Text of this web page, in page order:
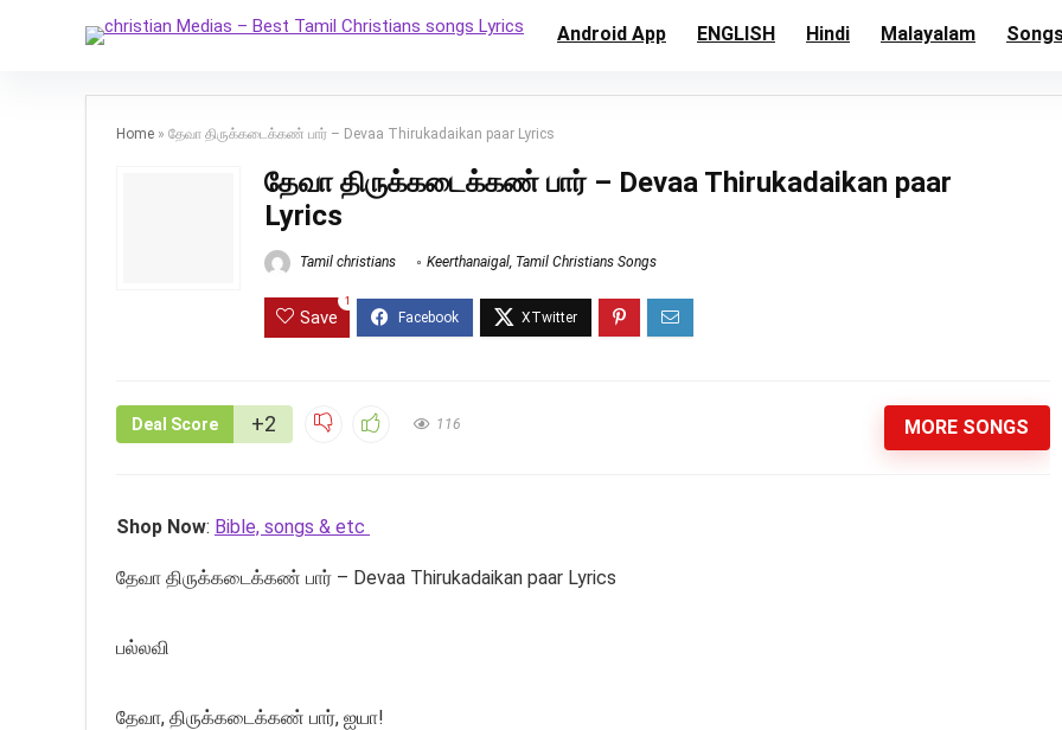
Android App ENGLISH Hindi Malayalam
Home » தேவா திருக்கடைக்கண் பார் – Devaa Thirukadaikan paar Lyrics
தேவா திருக்கடைக்கண் பார் – Devaa Thirukadaikan paar
Lyrics
Tamil christians Keerthanaigal, Tamil Christians Songs
Save
1
Deal Score +2 116 MORE SONGS
Shop Now: Bible, songs & etc
தேவா திருக்கடைக்கண் பார் – Devaa Thirukadaikan paar Lyrics
பல்லவி
தேவா, திருக்கடைக்கண் பார், ஐயா!